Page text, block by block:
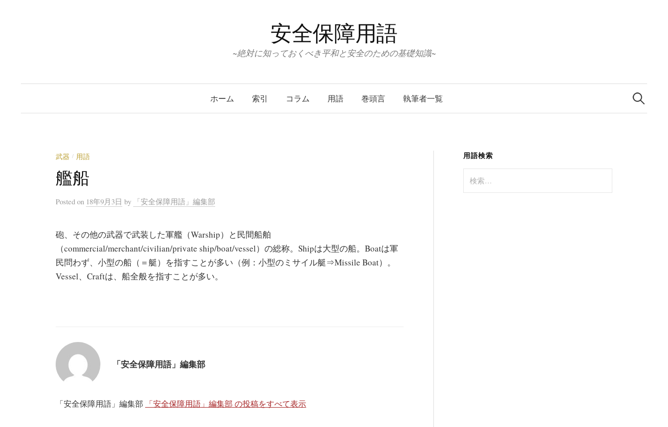
安全保障用語
~絶対に知っておくべき平和と安全のための基礎知識~
ホーム 索引 コラム 用語 巻頭言 執筆者一覧
検
索:
武器 / 用語
艦船
Posted on 18年9月3日 by 「安全保障用語」編集部
砲、その他の武器で武装した軍艦（Warship）と民間船舶
（commercial/merchant/civilian/private ship/boat/vessel）の総称。Shipは大型の船。Boatは軍
民問わず、小型の船（＝艇）を指すことが多い（例：小型のミサイル艇⇒Missile Boat）。
Vessel、Craftは、船全般を指すことが多い。
「安全保障用語」編集部
「安全保障用語」編集部 「安全保障用語」編集部 の投稿をすべて表示
用語検索
索: